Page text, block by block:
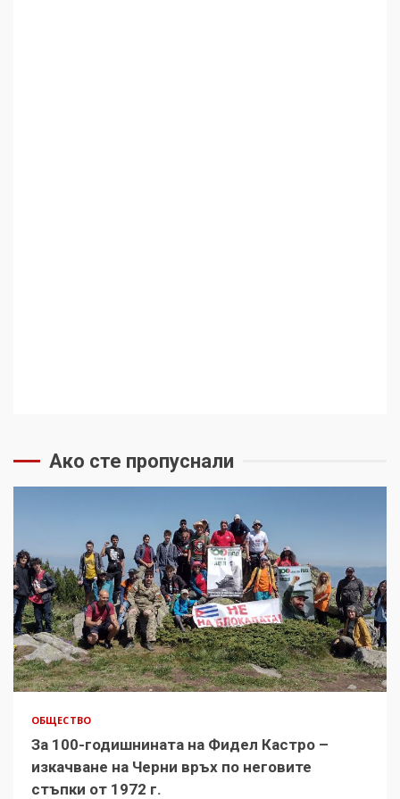
Ако сте пропуснали
ОБЩЕСТВО
За 100-годишнината на Фидел Кастро –
изкачване на Черни връх по неговите
стъпки от 1972 г.